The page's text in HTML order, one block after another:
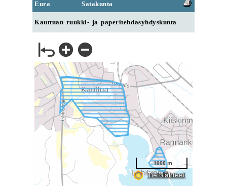
Eura Satakunta
Kauttuan ruukki- ja paperitehdasyhdyskunta